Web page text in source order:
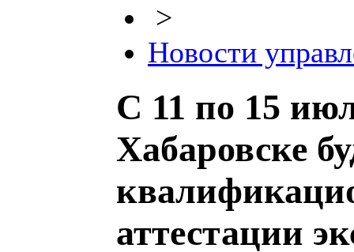
>
Новости
C 11 по 15
Хабаровске
аттестации